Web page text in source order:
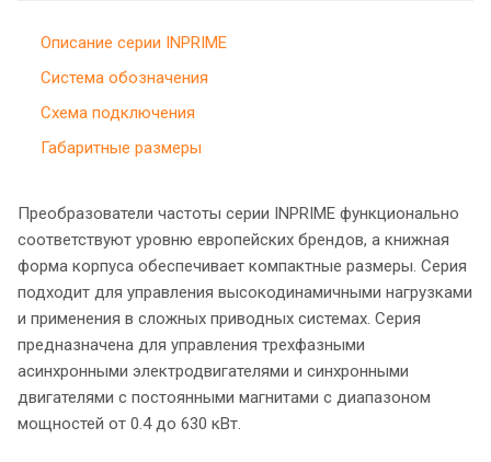
Описание серии INPRIME
Система обозначения
Схема подключения
Габаритные размеры
Преобразователи частоты серии INPRIME функционально
соответствуют уровню европейских брендов, а книжная
форма корпуса обеспечивает компактные размеры. Серия
подходит для управления высокодинамичными нагрузками
и применения в сложных приводных системах. Серия
предназначена для управления трехфазными
асинхронными электродвигателями и синхронными
двигателями с постоянными магнитами с диапазоном
мощностей от 0.4 до 630 кВт.